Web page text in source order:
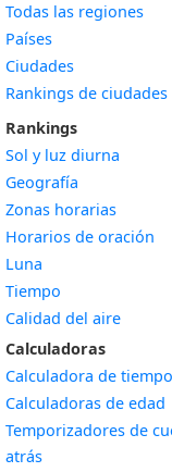
Todas las regiones
Países
Ciudades
Rankings de ciudades
Rankings
Sol y luz diurna
Geografía
Zonas horarias
Horarios de oración
Luna
Tiempo
Calidad del aire
Calculadoras
Calculadora de tiempo
Calculadoras de edad
Temporizadores de
atrás